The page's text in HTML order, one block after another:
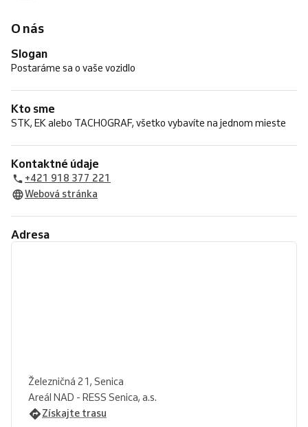
O nás
Slogan
Postaráme sa o vaše vozidlo
Kto sme
STK, EK alebo TACHOGRAF, všetko vybavíte na jednom mieste
Kontaktné údaje
+421 918 377 221
Webová stránka
Adresa
Železničná 21, Senica
Areál NAD - RESS Senica, a.s.
Získajte trasu